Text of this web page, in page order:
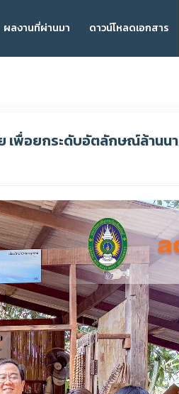
ผลงานที่ผ่านมา ดาวน์โหลดเอกสาร
เพื่อยกระดับอัตลักษณ์ล้านนา